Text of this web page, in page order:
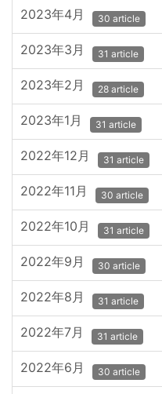
2023年4月 30 article
2023年3月 31 article
2023年2月 28 article
2023年1月 31 article
2022年12月 31 article
2022年11月 30 article
2022年10月 31 article
2022年9月 30 article
2022年8月 31 article
2022年7月 31 article
2022年6月 30 article